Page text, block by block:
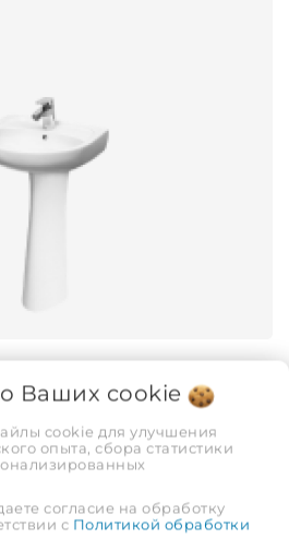
Ваших cookie
cookie для улучшения
опыта, сбора статистики
согласие на обработку
с Политикой обработки